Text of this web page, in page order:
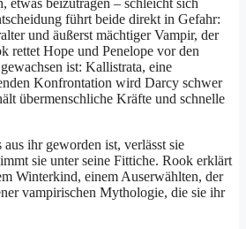
führt beide direkt in Gefahr:
und äußerst mächtiger Vampir, der
rettet Hope und Penelope vor den
ist: Kallistrata, eine
Konfrontation wird Darcy schwer
übermenschliche Kräfte und schnelle
ihr geworden ist, verlässt sie
sie unter seine Fittiche. Rook erklärt
Winterkind, einem Auserwählten, der
vampirischen Mythologie, die sie ihr